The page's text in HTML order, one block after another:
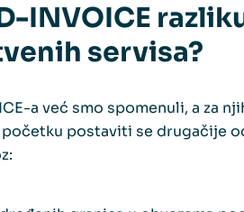
INVOICE
servisa?
a već smo spomenuli, a za
postaviti se drugačije